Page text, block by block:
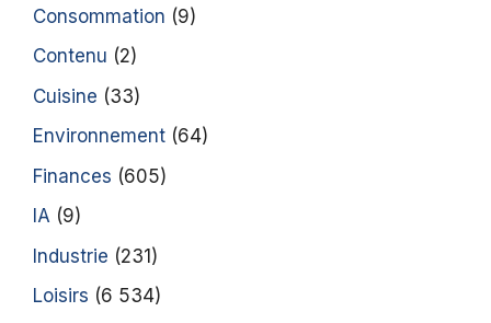
Consommation (9)
Contenu (2)
Cuisine (33)
Environnement (64)
Finances (605)
IA (9)
Industrie (231)
Loisirs (6 534)